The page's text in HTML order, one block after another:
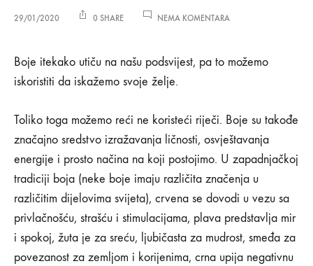
29/01/2020 0 SHARE NEMA KOMENTARANA
ENERGIJU
MAGIJOM
Stvorite
energiju
magijom
boja!
29/01/2020
0
Boje itekako utiču na našu podsvijest, pa to možemo
iskoristiti da iskažemo svoje želje.
Toliko toga možemo reći ne koristeći riječi. Boje su takođe
značajno sredstvo izražavanja ličnosti, osvještavanja
energije i prosto načina na koji postojimo. U zapadnjačkoj
tradiciji boja (neke boje imaju različita značenja u
različitim dijelovima svijeta), crvena se dovodi u vezu sa
privlačnošću, strašću i stimulacijama, plava predstavlja mir
i spokoj, žuta je za sreću, ljubičasta za mudrost, smeđa za
povezanost za zemljom i korijenima, crna upija negativnu